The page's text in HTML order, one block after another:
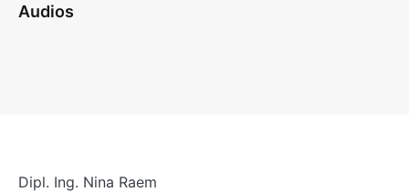
Audios
Dipl. Ing. Nina Raem